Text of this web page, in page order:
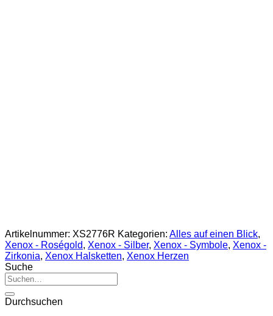
Artikelnummer: XS2776R Kategorien: Alles auf einen Blick,
Xenox - Roségold, Xenox - Silber, Xenox - Symbole, Xenox -
Zirkonia, Xenox Halsketten, Xenox Herzen
Suche
Suche
nach:
Durchsuchen